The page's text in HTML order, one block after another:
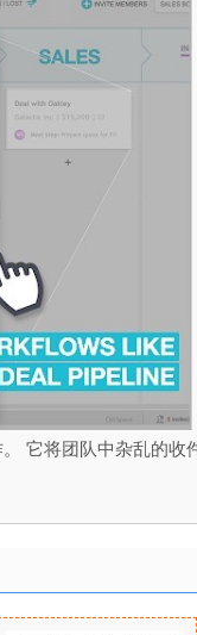
它将团队中杂乱的收